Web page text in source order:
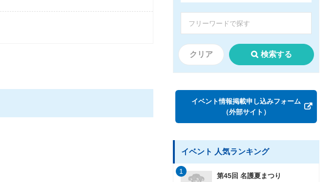
クリア 検索する
イベント情報掲載申し込みフォーム
（外部サイト）
イベント 人気ランキング
第45回 名護夏まつり
1